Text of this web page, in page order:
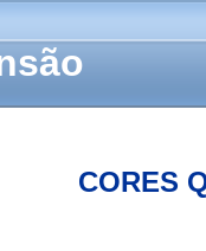
CORES